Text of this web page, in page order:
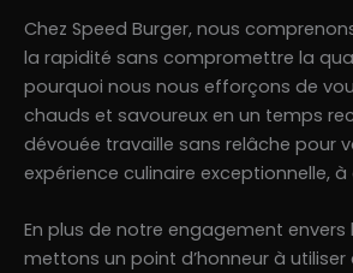
Chez Speed Burger, nous
la rapidité sans compromettre la
pourquoi nous nous efforçons de
chauds et savoureux en un temps
dévouée travaille sans relâche pour
expérience culinaire exceptionnelle,
En plus de notre engagement envers
mettons un point d’honneur à